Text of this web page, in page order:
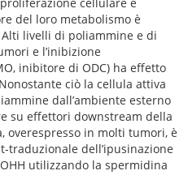
del loro metabolismo è
Alti livelli di poliammine e di
e l’inibizione
inibitore di ODC) ha effetto
ciò la cellula attiva
dall’ambiente esterno
su effettori downstream della
overespresso in molti tumori, è
traduzionale dell’ipusinazione
utilizzando la spermidina